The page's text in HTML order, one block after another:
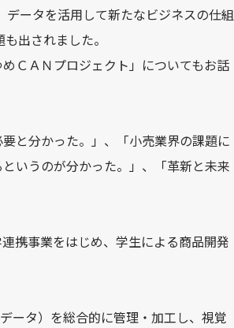
ータを活用して新たなビジネスの仕組
出されました。
ＣＡＮプロジェクト」についてもお話
と分かった。」、「小売業界の課題に
いうのが分かった。」、「革新と未来
携事業をはじめ、学生による商品開発
ータ）を総合的に管理・加工し、視覚